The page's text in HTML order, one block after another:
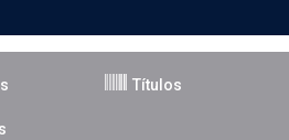
Títulos